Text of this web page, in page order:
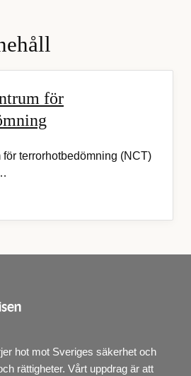
för
för terrorhotbedömning (NCT)
hot mot Sveriges säkerhet och
rättigheter. Vårt uppdrag är att